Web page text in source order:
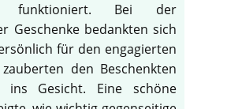
funktioniert. Bei der
Geschenke bedankten sich
für den engagierten
den Beschenkten
ins Gesicht. Eine schöne